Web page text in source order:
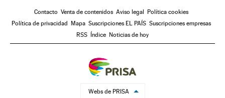
Contacto Venta de contenidos Aviso legal
Política cookies
Política de privacidad
Mapa Suscripciones EL PAÍS Suscripciones empresas
RSS
Índice Noticias de hoy
Webs de PRISA